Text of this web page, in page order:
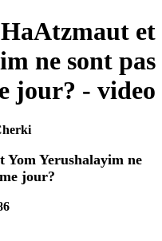
et
ne sont pas
jour? - video
Yerushalayim ne
jour?